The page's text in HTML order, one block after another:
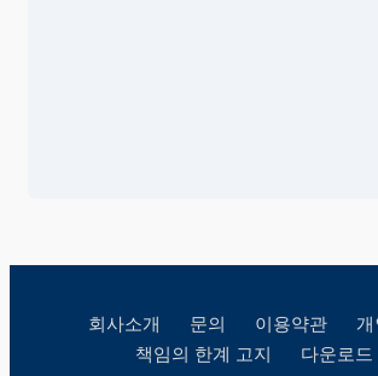
회사소개 문의 이용약관
책임의 한계 고지
다운로드